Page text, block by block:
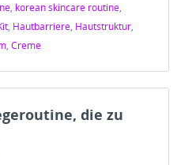
, korean skincare routine,
, Hautbarriere, Hautstruktur,
, Creme
die zu